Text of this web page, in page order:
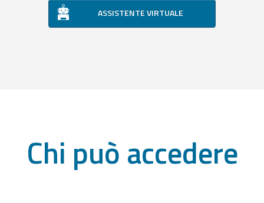
ASSISTENTE VIRTUALE
Chi può accedere